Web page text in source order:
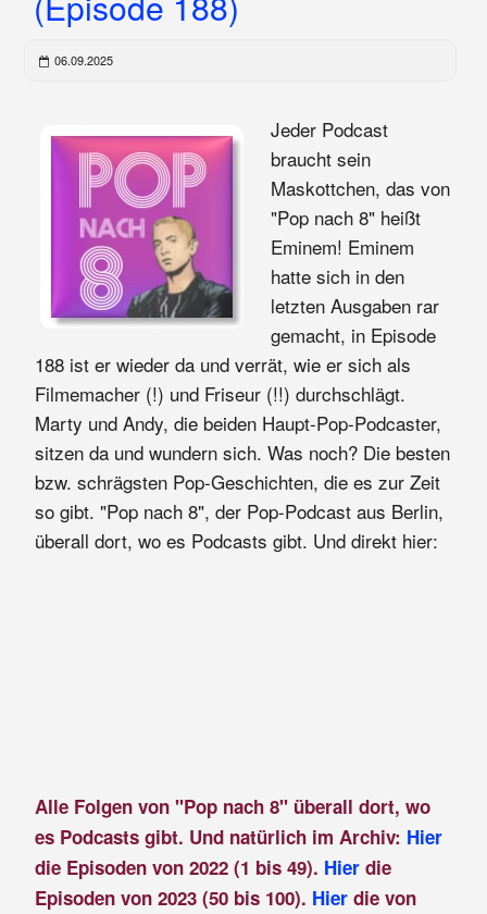
06.09.2025
Jeder Podcast
braucht sein
Maskottchen, das von
"Pop nach 8" heißt
Eminem! Eminem
hatte sich in den
letzten Ausgaben rar
gemacht, in Episode
188 ist er wieder da und verrät, wie er sich als
Filmemacher (!) und Friseur (!!) durchschlägt.
Marty und Andy, die beiden Haupt-Pop-Podcaster,
sitzen da und wundern sich. Was noch? Die besten
bzw. schrägsten Pop-Geschichten, die es zur Zeit
so gibt. "Pop nach 8", der Pop-Podcast aus Berlin,
überall dort, wo es Podcasts gibt. Und direkt hier:
Alle Folgen von "Pop nach 8" überall dort, wo
es Podcasts gibt. Und natürlich im Archiv: Hier
die Episoden von 2022 (1 bis 49). Hierdie
Episoden von 2023 (50 bis 100). Hier die von